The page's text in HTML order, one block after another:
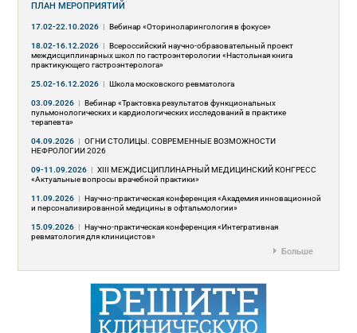
ПЛАН МЕРОПРИЯТИЙ
17.02-22.10.2026 | Вебинар «Оториноларингология в фокусе»
18.02-16.12.2026 | Всероссийский научно-образовательный проект
междисциплинарных школ по гастроэнтерологии «Настольная книга
практикующего гастроэнтеролога»
25.02-16.12.2026 | Школа московского ревматолога
03.09.2026 | Вебинар «Трактовка результатов функциональных
пульмонологических и кардиологических исследований в практике
терапевта»
04.09.2026 | ОГНИ СТОЛИЦЫ. СОВРЕМЕННЫЕ ВОЗМОЖНОСТИ
НЕФРОЛОГИИ 2026
09-11.09.2026 | ХIII МЕЖДИСЦИПЛИНАРНЫЙ МЕДИЦИНСКИЙ КОНГРЕСС
«Актуальные вопросы врачебной практики»
11.09.2026 | Научно-практическая конференция «Академия инновационной
и персонализированной медицины в офтальмологии»
15.09.2026 | Научно-практическая конференция «Интегративная
ревматология для клиницистов»
Больше